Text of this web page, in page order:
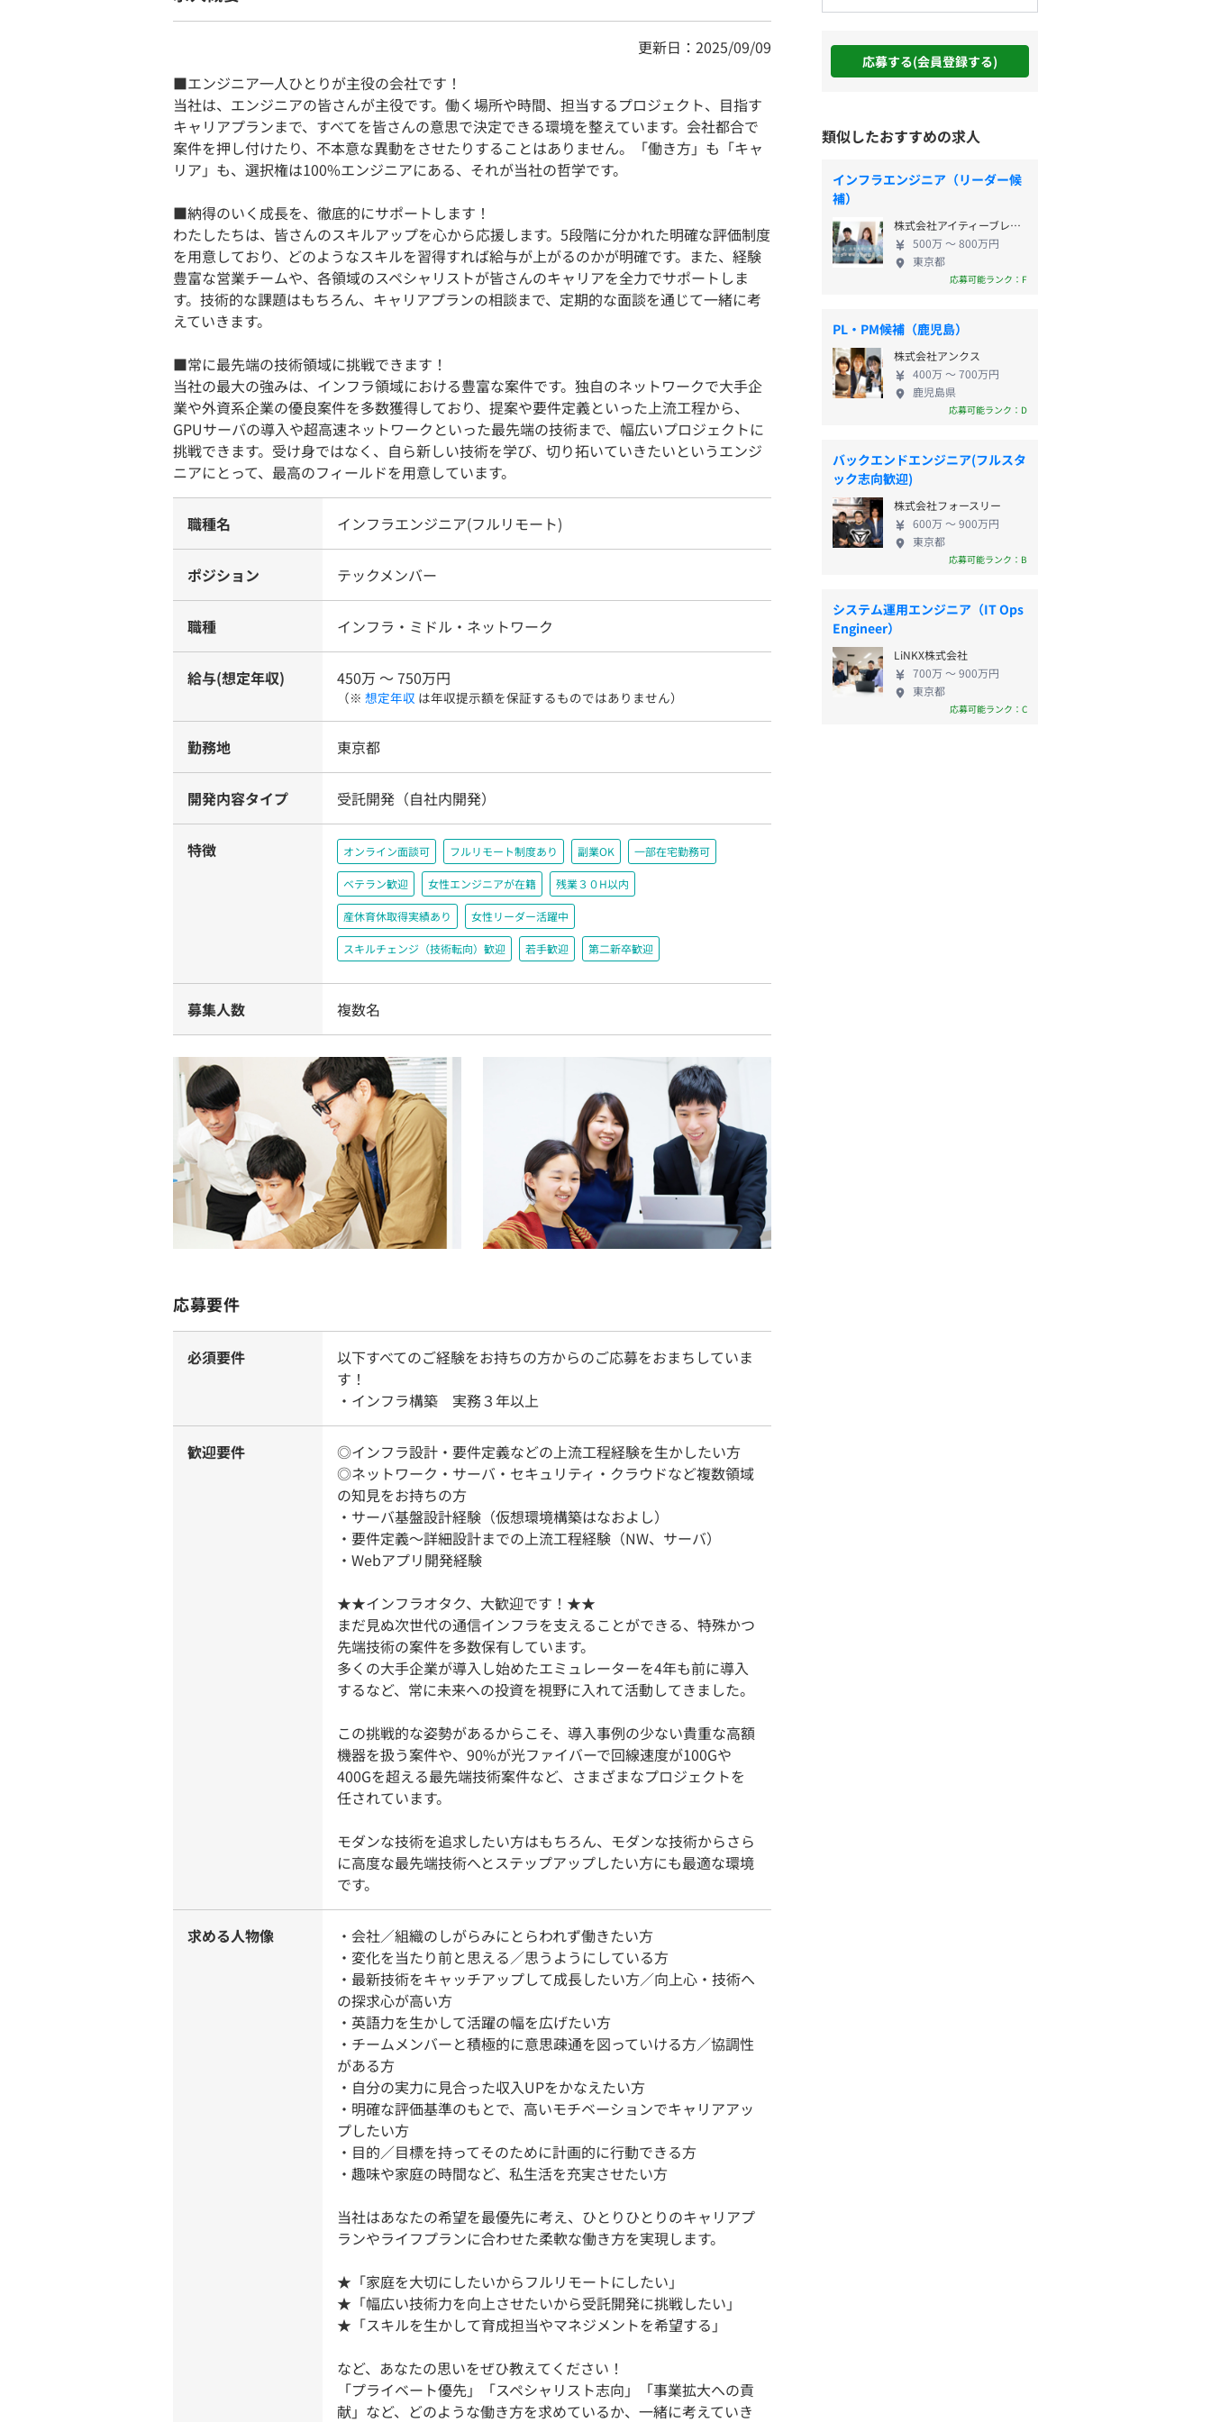
更新日：2025/09/09
■エンジニア一人ひとりが主役の会社です！
当社は、エンジニアの皆さんが主役です。働く場所や時間、担当するプロジェクト、目指す
キャリアプランまで、すべてを皆さんの意思で決定できる環境を整えています。会社都合で
案件を押し付けたり、不本意な異動をさせたりすることはありません。「働き方」も「キャ
リア」も、選択権は100%エンジニアにある、それが当社の哲学です。
■納得のいく成長を、徹底的にサポートします！
わたしたちは、皆さんのスキルアップを心から応援します。5段階に分かれた明確な評価制度
を用意しており、どのようなスキルを習得すれば給与が上がるのかが明確です。また、経験
豊富な営業チームや、各領域のスペシャリストが皆さんのキャリアを全力でサポートしま
す。技術的な課題はもちろん、キャリアプランの相談まで、定期的な面談を通じて一緒に考
えていきます。
■常に最先端の技術領域に挑戦できます！
当社の最大の強みは、インフラ領域における豊富な案件です。独自のネットワークで大手企
業や外資系企業の優良案件を多数獲得しており、提案や要件定義といった上流工程から、
GPUサーバの導入や超高速ネットワークといった最先端の技術まで、幅広いプロジェクトに
挑戦できます。受け身ではなく、自ら新しい技術を学び、切り拓いていきたいというエンジ
ニアにとって、最高のフィールドを用意しています。
職種名 インフラエンジニア(フルリモート)
ポジション テックメンバー
職種 インフラ・ミドル・ネットワーク
給与(想定年収) 450万 〜 750万円
（※ 想定年収 は年収提示額を保証するものではありません）
勤務地 東京都
開発内容タイプ 受託開発（自社内開発）
特徴 オンライン面談可 フルリモート制度あり 副業OK 一部在宅勤務可
ベテラン歓迎 女性エンジニアが在籍 残業３０H以内
産休育休取得実績あり 女性リーダー活躍中
スキルチェンジ（技術転向）歓迎 若手歓迎 第二新卒歓迎
募集人数 複数名
応募要件
必須要件
以下すべてのご経験をお持ちの方からのご応募をおまちしていま
す！
・インフラ構築 実務３年以上
歓迎要件
◎インフラ設計・要件定義などの上流工程経験を生かしたい方
◎ネットワーク・サーバ・セキュリティ・クラウドなど複数領域
の知見をお持ちの方
・サーバ基盤設計経験（仮想環境構築はなおよし）
・要件定義～詳細設計までの上流工程経験（NW、サーバ）
・Webアプリ開発経験
★★インフラオタク、大歓迎です！★★
まだ見ぬ次世代の通信インフラを支えることができる、特殊かつ
先端技術の案件を多数保有しています。
多くの大手企業が導入し始めたエミュレーターを4年も前に導入
するなど、常に未来への投資を視野に入れて活動してきました。
この挑戦的な姿勢があるからこそ、導入事例の少ない貴重な高額
機器を扱う案件や、90%が光ファイバーで回線速度が100Gや
400Gを超える最先端技術案件など、さまざまなプロジェクトを
任されています。
モダンな技術を追求したい方はもちろん、モダンな技術からさら
に高度な最先端技術へとステップアップしたい方にも最適な環境
です。
求める人物像
・会社／組織のしがらみにとらわれず働きたい方
・変化を当たり前と思える／思うようにしている方
・最新技術をキャッチアップして成長したい方／向上心・技術へ
の探求心が高い方
・英語力を生かして活躍の幅を広げたい方
・チームメンバーと積極的に意思疎通を図っていける方／協調性
がある方
・自分の実力に見合った収入UPをかなえたい方
・明確な評価基準のもとで、高いモチベーションでキャリアアッ
プしたい方
・目的／目標を持ってそのために計画的に行動できる方
・趣味や家庭の時間など、私生活を充実させたい方
当社はあなたの希望を最優先に考え、ひとりひとりのキャリアプ
ランやライフプランに合わせた柔軟な働き方を実現します。
★「家庭を大切にしたいからフルリモートにしたい」
★「幅広い技術力を向上させたいから受託開発に挑戦したい」
★「スキルを生かして育成担当やマネジメントを希望する」
など、あなたの思いをぜひ教えてください！
「プライベート優先」「スペシャリスト志向」「事業拡大への貢
献」など、どのような働き方を求めているか、一緒に考えていき
応募する(会員登録する)
類似したおすすめの求人
インフラエンジニア（リーダー候
補）
株式会社アイティーブレーン
500万 〜 800万円
東京都
応募可能ランク：F
PL・PM候補（鹿児島）
株式会社アンクス
400万 〜 700万円
鹿児島県
応募可能ランク：D
バックエンドエンジニア(フルスタ
ック志向歓迎)
株式会社フォースリー
600万 〜 900万円
東京都
応募可能ランク：B
システム運用エンジニア（IT Ops
Engineer）
LiNKX株式会社
700万 〜 900万円
東京都
応募可能ランク：C